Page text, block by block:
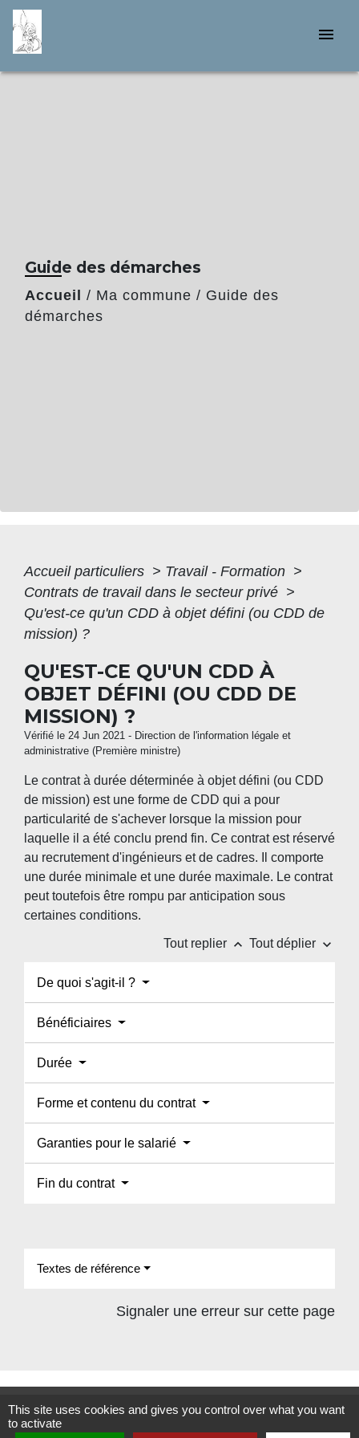
menu
Guide des démarches
Accueil / Ma commune / Guide des
démarches
Accueil particuliers > Travail - Formation >
Contrats de travail dans le secteur privé >
Qu'est-ce qu'un CDD à objet défini (ou CDD de
mission) ?
QU'EST-CE QU'UN CDD À
OBJET DÉFINI (OU CDD DE
MISSION) ?
Vérifié le 24 Jun 2021 - Direction de l'information légale et
administrative (Première ministre)
Le contrat à durée déterminée à objet défini (ou CDD
de mission) est une forme de CDD qui a pour
particularité de s'achever lorsque la mission pour
laquelle il a été conclu prend fin. Ce contrat est réservé
au recrutement d'ingénieurs et de cadres. Il comporte
une durée minimale et une durée maximale. Le contrat
peut toutefois être rompu par anticipation sous
certaines conditions.
Tout replier keyboard_arrow_up Tout déplier keyboard_arrow_down
De quoi s'agit-il ?
Bénéficiaires
Durée
Forme et contenu du contrat
Garanties pour le salarié
Fin du contrat
Textes de référence
Signaler une erreur sur cette page
Contacts
This site uses cookies and gives you control over what you want
to activate